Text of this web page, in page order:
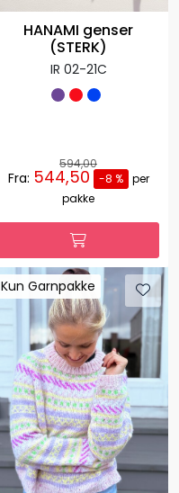
HANAMI genser
(STERK)
IR 02-21C
594,00
Fra: 544,50 -8 %
per
pakke
Kun Garnpakke
Kun Garnpakke